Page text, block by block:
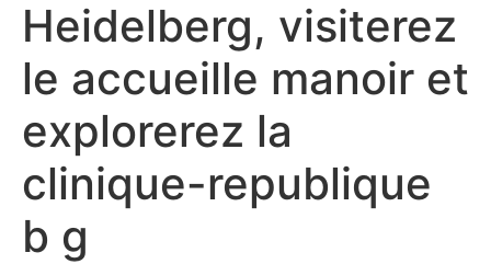
Heidelberg, visiterez
le accueille manoir et
explorerez la
clinique-republique
b g